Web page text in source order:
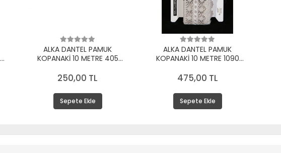
ALKA DANTEL PAMUK
KOPANAKİ 10 METRE 405
250,00 TL
Sepete Ekle
ALKA DANTEL PAMUK
KOPANAKİ 10 METRE 1090
475,00 TL
Sepete Ekle